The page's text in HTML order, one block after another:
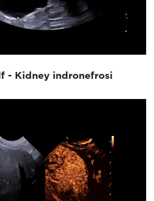
- Kidney indronefrosi